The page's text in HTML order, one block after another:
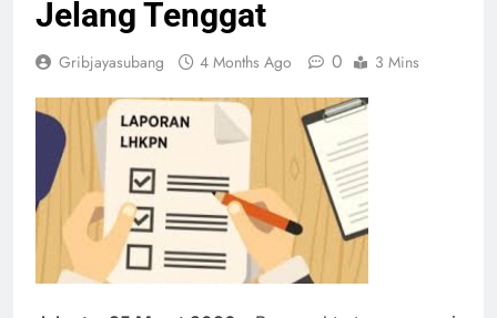
Jelang Tenggat
Gribjayasubang 4 Months Ago 0 3 Mins